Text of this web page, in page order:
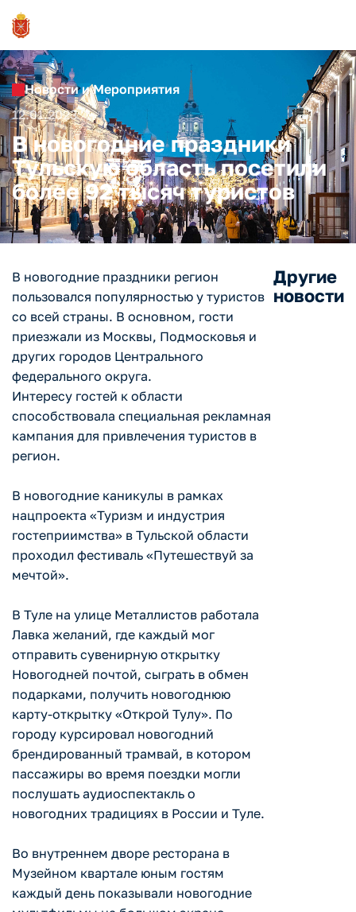
Новости и Мероприятия
12.01.2023
В новогодние праздники
Тульскую область посетили
более 92 тысяч туристов
В новогодние праздники регион
пользовался популярностью у туристов
со всей страны. В основном, гости
приезжали из Москвы, Подмосковья и
других городов Центрального
федерального округа.
Интересу гостей к области
способствовала специальная рекламная
кампания для привлечения туристов в
регион.
В новогодние каникулы в рамках
нацпроекта «Туризм и индустрия
гостеприимства» в Тульской области
проходил фестиваль «Путешествуй за
мечтой».
В Туле на улице Металлистов работала
Лавка желаний, где каждый мог
отправить сувенирную открытку
Новогодней почтой, сыграть в обмен
подарками, получить новогоднюю
карту-открытку «Открой Тулу». По
городу курсировал новогодний
брендированный трамвай, в котором
пассажиры во время поездки могли
послушать аудиоспектакль о
новогодних традициях в России и Туле.
Во внутреннем дворе ресторана в
Музейном квартале юным гостям
каждый день показывали новогодние
Другие
новости